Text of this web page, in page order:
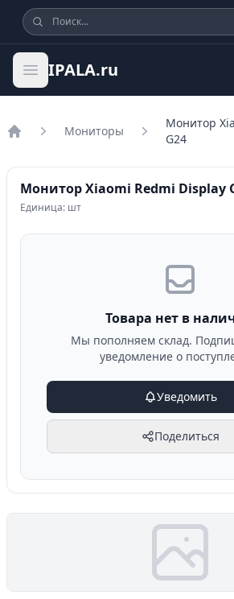
IPALA.ru
Мониторы
Монитор
G24
Монитор Xiaomi Redmi Display
Единица: шт
Товара нет в
Мы пополняем склад.
уведомление о
Уведомить
Поделиться